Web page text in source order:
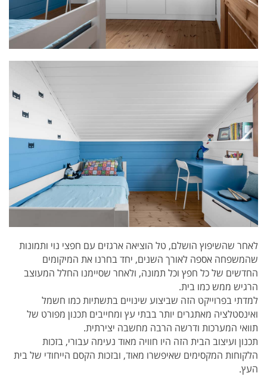
לאחר שהשיפוץ הושלם, טל הוציאה ארגזים עם חפצי נוי ותמונות
שהמשפחה אספה לאורך השנים, יחד בחרנו את המיקומים
החדשים של כל חפץ וכל תמונה, ולאחר שסיימנו החלל המעוצב
הרגיש ממש כמו בית.
למדתי בפרוייקט הזה שביצוע שינויים בתשתיות כמו חשמל
ואינסטלציה מאתגרים יותר בבתי עץ ומחייבים תכנון מפורט של
תוואי המערכות ודרשה הרבה מחשבה יצירתית.
תכנון ועיצוב הבית הזה היו חוויה מאוד נעימה עבורי, בזכות
הלקוחות המקסימים שאיפשרו מאוד, ובזכות הקסם הייחודי של בית
העץ.